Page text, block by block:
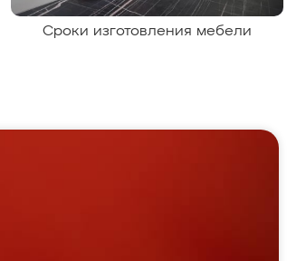
Сроки изготовления мебели